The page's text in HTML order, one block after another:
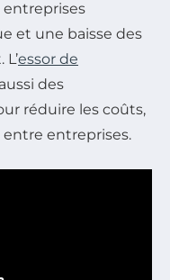
et une baisse des
essor de
des
réduire les coûts,
entreprises.